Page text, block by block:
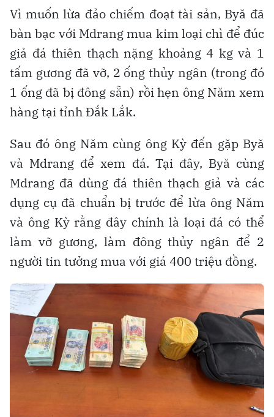
Vì muốn lừa đảo chiếm đoạt tài sản, Byă đã
bàn bạc với Mdrang mua kim loại chì để đúc
giả đá thiên thạch nặng khoảng 4 kg và 1
tấm gương đã vỡ, 2 ống thủy ngân (trong đó
1 ống đã bị đông sẵn) rồi hẹn ông Năm xem
hàng tại tỉnh Đắk Lắk.
Sau đó ông Năm cùng ông Kỳ đến gặp Byă
và Mdrang để xem đá. Tại đây, Byă cùng
Mdrang đã dùng đá thiên thạch giả và các
dụng cụ đã chuẩn bị trước để lừa ông Năm
và ông Kỳ rằng đây chính là loại đá có thể
làm vỡ gương, làm đông thủy ngân để 2
người tin tưởng mua với giá 400 triệu đồng.